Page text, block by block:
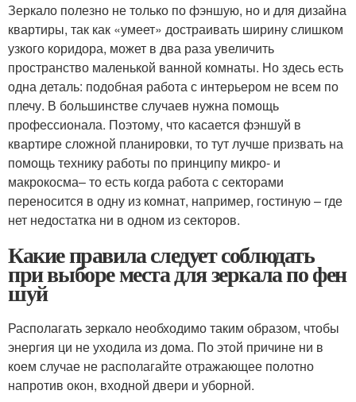
Зеркало полезно не только по фэншую, но и для дизайна
квартиры, так как «умеет» достраивать ширину слишком
узкого коридора, может в два раза увеличить
пространство маленькой ванной комнаты. Но здесь есть
одна деталь: подобная работа с интерьером не всем по
плечу. В большинстве случаев нужна помощь
профессионала. Поэтому, что касается фэншуй в
квартире сложной планировки, то тут лучше призвать на
помощь технику работы по принципу микро- и
макрокосма– то есть когда работа с секторами
переносится в одну из комнат, например, гостиную – где
нет недостатка ни в одном из секторов.
Какие правила следует соблюдать
при выборе места для зеркала по фен
шуй
Располагать зеркало необходимо таким образом, чтобы
энергия ци не уходила из дома. По этой причине ни в
коем случае не располагайте отражающее полотно
напротив окон, входной двери и уборной.